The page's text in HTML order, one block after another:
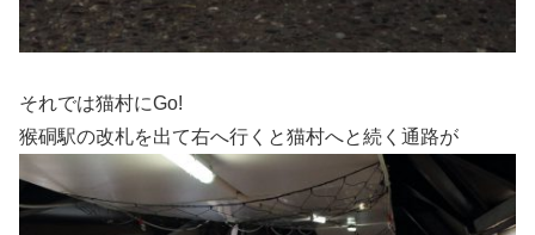
それでは猫村にGo!
猴硐駅の改札を出て右へ行くと猫村へと続く通路が